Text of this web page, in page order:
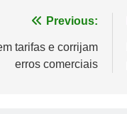
Previous:
tarifas e corrijam
erros comerciais